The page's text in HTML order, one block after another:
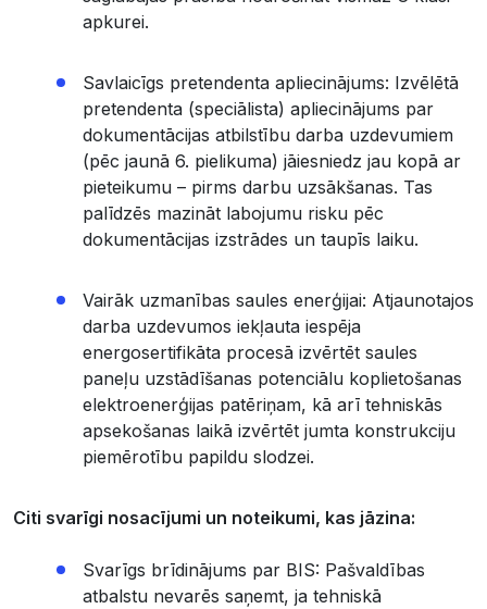
apkurei.
Savlaicīgs pretendenta apliecinājums: Izvēlētā
pretendenta (speciālista) apliecinājums par
dokumentācijas atbilstību darba uzdevumiem
(pēc jaunā 6. pielikuma) jāiesniedz jau kopā ar
pieteikumu – pirms darbu uzsākšanas. Tas
palīdzēs mazināt labojumu risku pēc
dokumentācijas izstrādes un taupīs laiku.
Vairāk uzmanības saules enerģijai: Atjaunotajos
darba uzdevumos iekļauta iespēja
energosertifikāta procesā izvērtēt saules
paneļu uzstādīšanas potenciālu koplietošanas
elektroenerģijas patēriņam, kā arī tehniskās
apsekošanas laikā izvērtēt jumta konstrukciju
piemērotību papildu slodzei.
Citi svarīgi nosacījumi un noteikumi, kas jāzina:
Svarīgs brīdinājums par BIS: Pašvaldības
atbalstu nevarēs saņemt, ja tehniskā